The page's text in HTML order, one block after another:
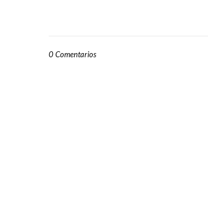
0 Comentarios